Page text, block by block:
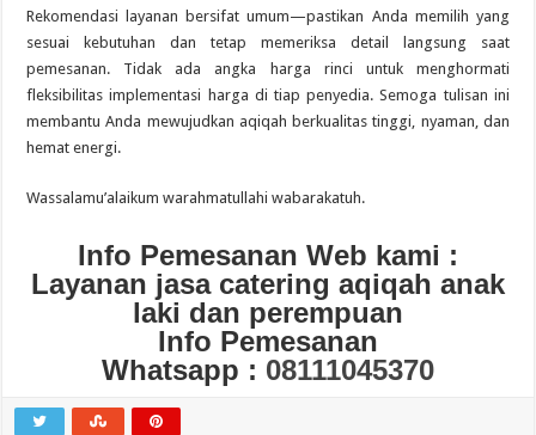
Rekomendasi layanan bersifat umum—pastikan Anda memilih yang
sesuai kebutuhan dan tetap memeriksa detail langsung saat
pemesanan. Tidak ada angka harga rinci untuk menghormati
fleksibilitas implementasi harga di tiap penyedia. Semoga tulisan ini
membantu Anda mewujudkan aqiqah berkualitas tinggi, nyaman, dan
hemat energi.
Wassalamu’alaikum warahmatullahi wabarakatuh.
Info Pemesanan Web kami :
Layanan jasa catering aqiqah anak
laki dan perempuan
Info Pemesanan
Whatsapp : 08111045370